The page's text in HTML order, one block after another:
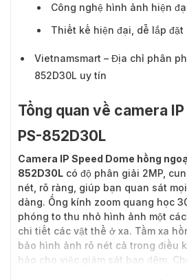
Công nghệ hình ảnh hiện
Thiết kế hiện đại, dễ lắp đặt
Vietnamsmart – Địa chỉ phân
852D30L uy tín
Tổng quan về camera
PS-852D30L
Camera IP Speed Dome hồng
852D30L có độ phân giải 2MP,
nét, rõ ràng, giúp bạn quan sát
dàng. Ống kính zoom quang học
phóng to thu nhỏ hình ảnh một
chi tiết các vật thể ở xa. Tầm xa
bảo hình ảnh rõ nét cả trong điều
hảo cho việc giám sát ban đêm.